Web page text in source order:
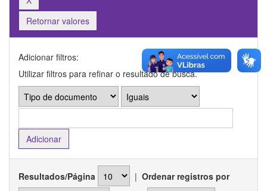
Retornar valores
Adicionar filtros:
Utilizar filtros para refinar o resultado de busca.
Resultados/Página | Ordenar registros por